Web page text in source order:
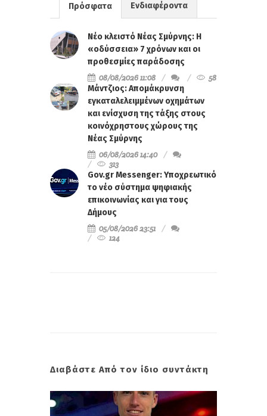
Πρόσφατα Ενδιαφέροντα
Νέο κλειστό Νέας Σμύρνης: Η
«οδύσσεια» 7 χρόνων και οι
προθεσμίες παράδοσης
08/08/2026 11:08
58
Μάντζιος: Απομάκρυνση
εγκαταλελειμμένων οχημάτων
και ενίσχυση της τάξης στους
κοινόχρηστους χώρους της
Νέας Σμύρνης
06/08/2026 14:40
313
Gov.gr Messenger: Υποχρεωτικό
το νέο σύστημα ψηφιακής
επικοινωνίας και για τους
Δήμους
05/08/2026 23:51
124
Διαβάστε Από τον ίδιο συντάκτη